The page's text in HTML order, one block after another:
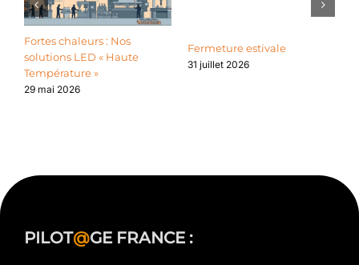
Fortes chaleurs : Nos
solutions LED « Haute
Température »
29 mai 2026
Fermeture estivale
31 juillet 2026
PILOT@GE FRANCE :